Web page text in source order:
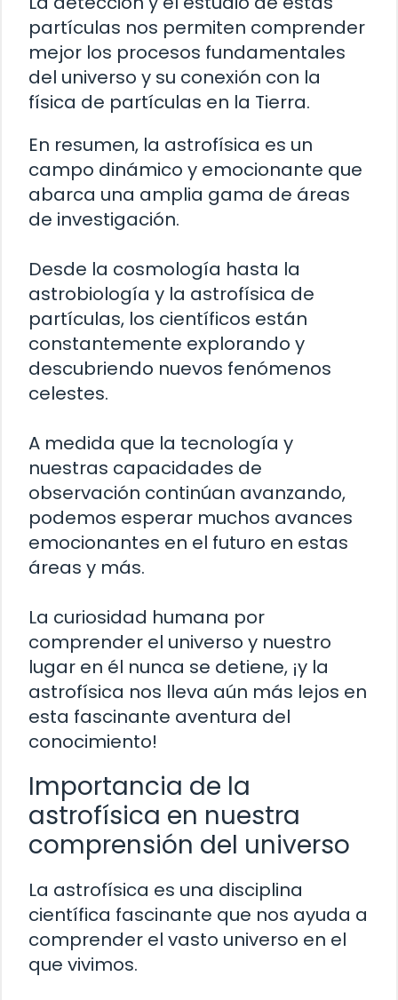
partículas nos permiten comprender
mejor los procesos fundamentales
del universo y su conexión con la
física de partículas en la Tierra.
En resumen, la astrofísica es un
campo dinámico y emocionante que
abarca una amplia gama de áreas
de investigación.
Desde la cosmología hasta la
astrobiología y la astrofísica de
partículas, los científicos están
constantemente explorando y
descubriendo nuevos fenómenos
celestes.
A medida que la tecnología y
nuestras capacidades de
observación continúan avanzando,
podemos esperar muchos avances
emocionantes en el futuro en estas
áreas y más.
La curiosidad humana por
comprender el universo y nuestro
lugar en él nunca se detiene, ¡y la
astrofísica nos lleva aún más lejos en
esta fascinante aventura del
conocimiento!
Importancia de la
astrofísica en nuestra
comprensión del universo
La astrofísica es una disciplina
científica fascinante que nos ayuda a
comprender el vasto universo en el
que vivimos.